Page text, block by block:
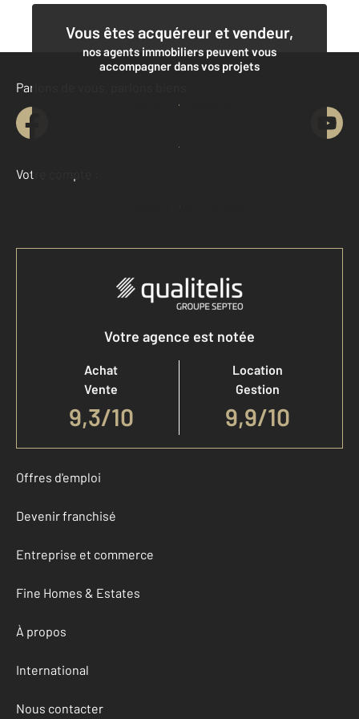
Vous êtes acquéreur et vendeur,
nos agents immobiliers peuvent vous
accompagner dans vos projets
Contacter l'agence
Demander une estimation
Parlons de vous, parlons biens
Votre compte :
Accéder à mon compte
Votre agence est notée
Achat
Vente
9,3/10
Location
Gestion
9,9/10
Offres d'emploi
Devenir franchisé
Entreprise et commerce
Fine Homes & Estates
À propos
International
Nous contacter